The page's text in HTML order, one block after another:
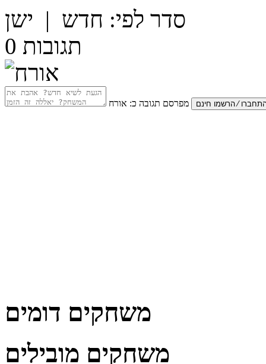
סדר לפי: חדש | ישן
0 תגובות
מפרסם תגובה כ: אורח
משחקים דומים
משחקים מובילים